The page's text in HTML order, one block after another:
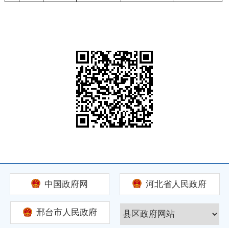
中国政府网 河北省人民政府
邢台市人民政府